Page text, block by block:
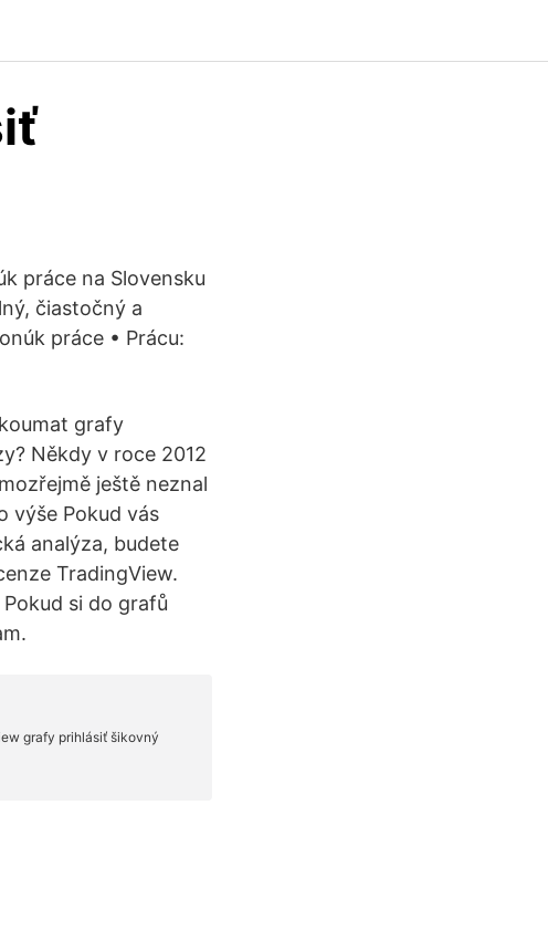
práce na Slovensku
čiastočný a
práce • Prácu:
grafy
Někdy v roce 2012
ještě neznal
výše Pokud vás
analýza, budete
TradingView.
si do grafů